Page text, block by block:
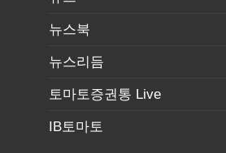
뉴스북
뉴스리듬
토마토증권통 Live
IB토마토